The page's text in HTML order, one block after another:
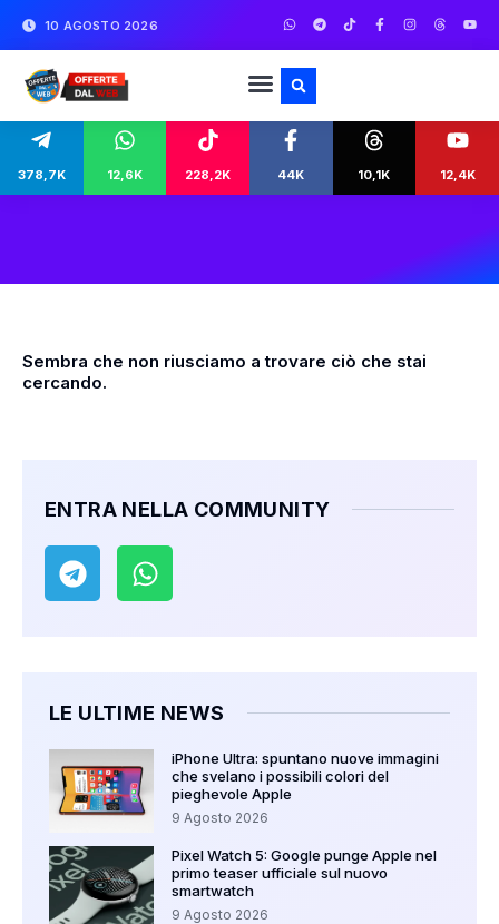
10 AGOSTO 2026
378,7K 12,6K 228,2K 44K 10,1K 12,4K
Sembra che non riusciamo a trovare ciò che stai
cercando.
ENTRA NELLA COMMUNITY
LE ULTIME NEWS
iPhone Ultra: spuntano nuove immagini
che svelano i possibili colori del
pieghevole Apple
9 Agosto 2026
Pixel Watch 5: Google punge Apple nel
primo teaser ufficiale sul nuovo
smartwatch
9 Agosto 2026